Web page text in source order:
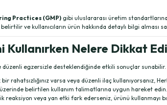
Practices (GMP) gibi uluslararası üretim
ve kullanıcıların ürün hakkında detaylı bilgi alması
Kullanırken Nelere Dikkat
egzersizle desteklendiğinde etkili sonuçlar
bir rahatsızlığınız varsa veya düzenli ilaç kullanıyorsanız,
belirtilen kullanım talimatlarına uygun hareket edin.
reaksiyon veya yan etki fark ederseniz, ürünü kullanmayı